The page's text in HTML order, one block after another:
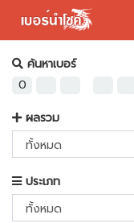
ค้นหาเบอร์
ผลรวม
ประเภท